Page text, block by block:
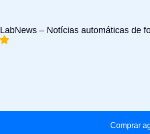
LabNews – Notícias automáticas de
Comprar